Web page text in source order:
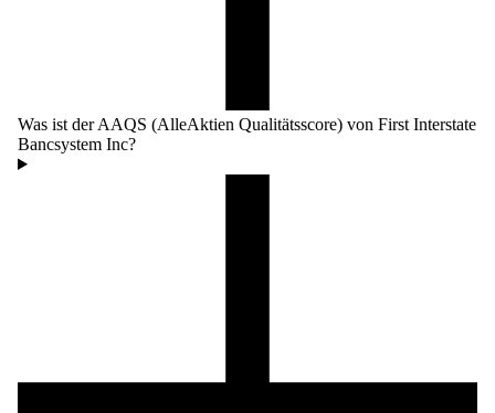
Was ist der AAQS (AlleAktien Qualitätsscore) von First Interstate
Bancsystem Inc?